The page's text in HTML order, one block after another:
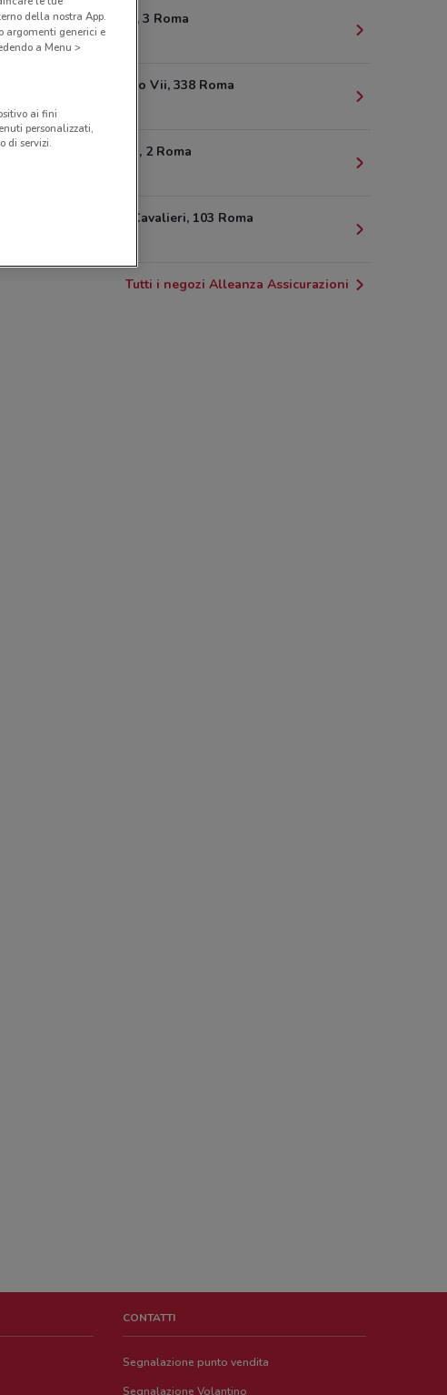
Via Abruzzi, 3 Roma
4.1 km
Via Gregorio Vii, 338 Roma
Piazza Istria, 2 Roma
Viale Lina Cavalieri, 103 Roma
Tutti i negozi Alleanza Assicurazioni
CONTATTI
Segnalazione punto vendita
Segnalazione Volantino
della nostra App.
argomenti generici e
a Menu >
ai fini
personalizzati,
di servizi.